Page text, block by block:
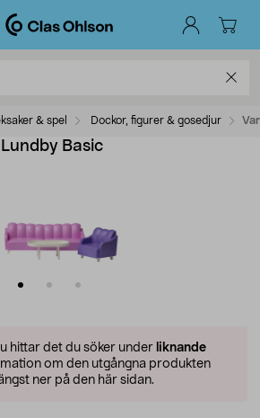
& spel Dockor, figurer & gosedjur
Basic
hittar det du söker under liknande
om den utgångna produkten
ner på den här sidan.